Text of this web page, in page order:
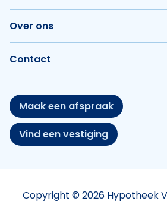
Over ons
Contact
Maak een afspraak
Vind een vestiging
Copyright © 2026 Hypotheek